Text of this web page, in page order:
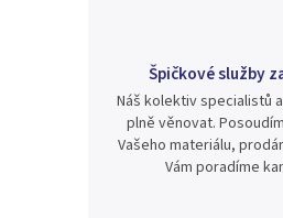
Špičkové služby
Náš kolektiv specialistů
plně věnovat.
Vašeho materiálu,
Vám poradíme